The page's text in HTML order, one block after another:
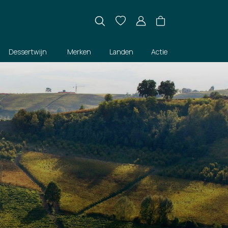
Dessertwijn Merken Landen Actie